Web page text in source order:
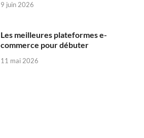
9 juin 2026
Les meilleures plateformes e-
commerce pour débuter
11 mai 2026